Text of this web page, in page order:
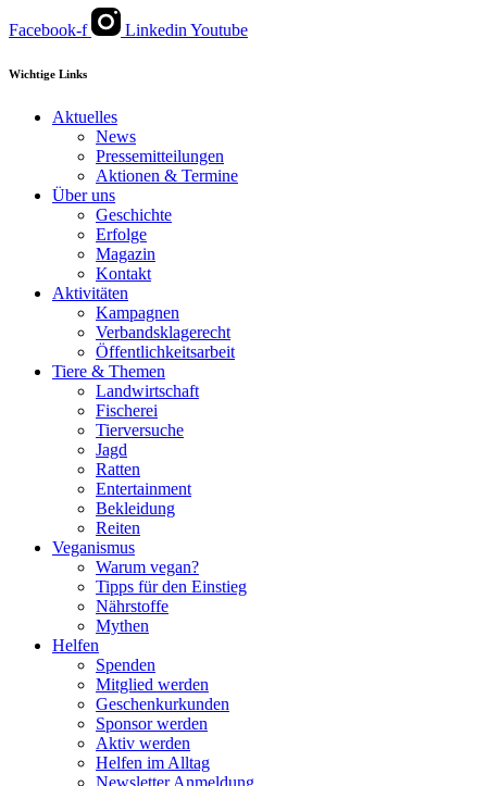
Facebook-f Linkedin Youtube
Wichtige Links
Aktuelles
News
Pressemitteilungen
Aktionen & Termine
Über uns
Geschichte
Erfolge
Magazin
Kontakt
Aktivitäten
Kampagnen
Verbandsklagerecht
Öffentlichkeitsarbeit
Tiere & Themen
Landwirtschaft
Fischerei
Tierversuche
Jagd
Ratten
Entertainment
Bekleidung
Reiten
Veganismus
Warum vegan?
Tipps für den Einstieg
Nährstoffe
Mythen
Helfen
Spenden
Mitglied werden
Geschenkurkunden
Sponsor werden
Aktiv werden
Helfen im Alltag
Newsletter Anmeldung